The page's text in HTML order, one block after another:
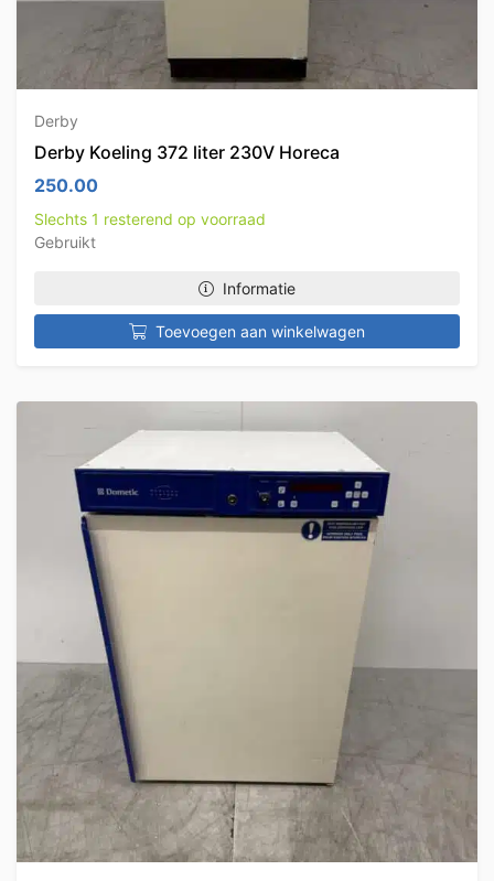
Derby
Derby Koeling 372 liter 230V Horeca
250.00
Slechts 1 resterend op voorraad
Gebruikt
Informatie
Toevoegen aan winkelwagen